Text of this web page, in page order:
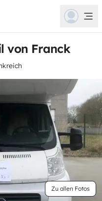
von Franck
Zu allen Fotos